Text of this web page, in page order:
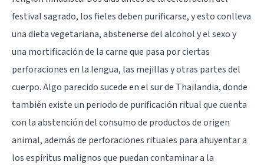
festival sagrado, los fieles deben purificarse, y esto conlleva
una dieta vegetariana, abstenerse del alcohol y el sexo y
una mortificación de la carne que pasa por ciertas
perforaciones en la lengua, las mejillas y otras partes del
cuerpo. Algo parecido sucede en el sur de Thailandia, donde
también existe un periodo de purificación ritual que cuenta
con la abstención del consumo de productos de origen
animal, además de perforaciones rituales para ahuyentar a
los espíritus malignos que puedan contaminar a la